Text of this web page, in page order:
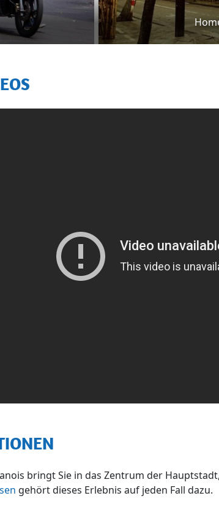
bringt Sie in das Zentrum der
gehört dieses Erlebnis auf jeden Fall dazu.